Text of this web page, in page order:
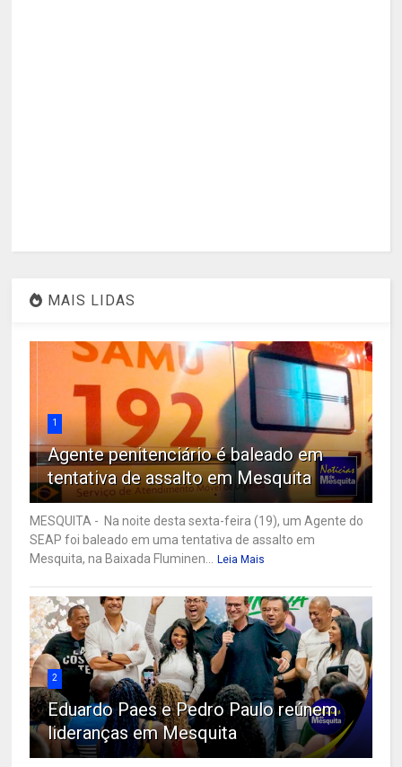
MAIS LIDAS
1
Agente penitenciário é baleado em
tentativa de assalto em Mesquita
MESQUITA - Na noite desta sexta-feira (19), um Agente do
SEAP foi baleado em uma tentativa de assalto em
Mesquita, na Baixada Fluminen...
Leia Mais
2
Eduardo Paes e Pedro Paulo reúnem
lideranças em Mesquita